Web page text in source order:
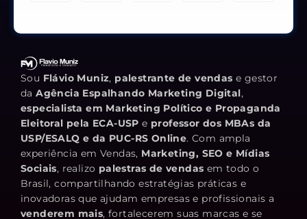
Sou Flávio Muniz, palestrante de vendas e gestor
daAgência Espalhando Marketing Digital,
especialista em Marketing Político e Propaganda
Eleitoral pela ECA-USP e professor dos MBAs da
USP/ESALQ e da PUC-RS Online. Com ampla
experiência em Vendas, Marketing, SEO e Mídias
Sociais, realizo palestras de vendas em todo o
Brasil, compartilhando estratégias práticas e
inovadoras que ajudam empresas e profissionais a
venderem mais, fortalecerem suas marcas e se